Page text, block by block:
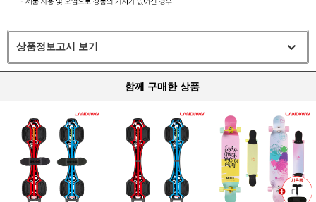
상품정보고시 보기
함께 구매한 상품